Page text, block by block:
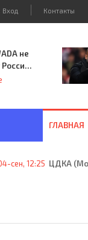
Вход Контакты
не
ГЛАВНАЯ
сен, 12:25 ЦДКА